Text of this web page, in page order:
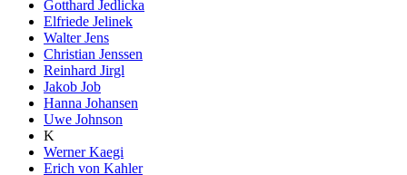
Gotthard Jedlicka
Elfriede Jelinek
Walter Jens
Christian Jenssen
Reinhard Jirgl
Jakob Job
Hanna Johansen
Uwe Johnson
K
Werner Kaegi
Erich von Kahler